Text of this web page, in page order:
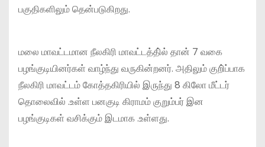
பகுதிகளிலும் தென்படுகிறது.
மலை மாவட்டமான நீலகிரி மாவட்டத்தி்ல் தான் 7 வகை
பழங்குடியினர்கள் வாழ்ந்து வருகின்றனர். அதிலும் குறி்ப்பாக
நீலகிரி மாவட்டம் கோத்தகிரியில் இருந்து 8 கிலோ மீட்டர்
தொலைவில் .உள்ள பனகுடி கிராமம் குறும்பர் இன
பழங்குடிகள் வசிக்கும் இடமாக .உள்ளது.